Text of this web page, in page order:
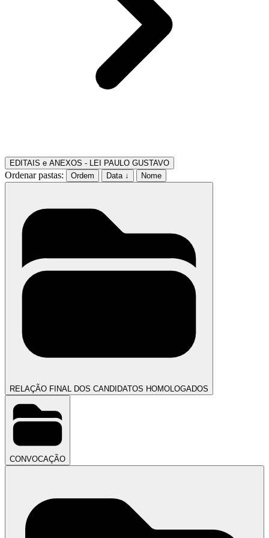
EDITAIS e ANEXOS - LEI PAULO GUSTAVO
Ordenar pastas: Ordem Data ↓ Nome
RELAÇÃO FINAL DOS CANDIDATOS HOMOLOGADOS
CONVOCAÇÃO